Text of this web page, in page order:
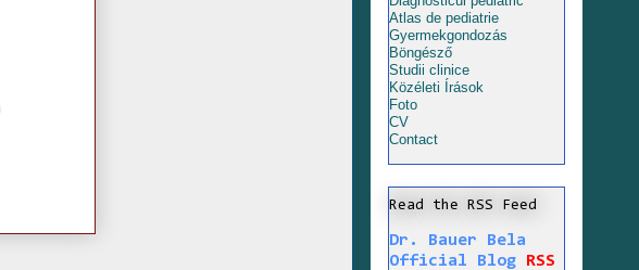
Atlas de pediatrie
Gyermekgondozás
Böngésző
Studii clinice
Közéleti Írások
Foto
CV
Contact
Read the RSS Feed
Dr. Bauer Bela
Official Blog
RSS